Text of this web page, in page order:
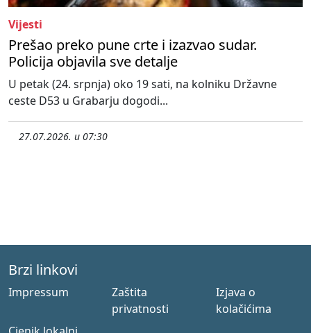
Vijesti
Prešao preko pune crte i izazvao sudar.
Policija objavila sve detalje
U petak (24. srpnja) oko 19 sati, na kolniku Državne
ceste D53 u Grabarju dogodi...
27.07.2026. u 07:30
Brzi linkovi
Impressum
Zaštita
privatnosti
Izjava o
kolačićima